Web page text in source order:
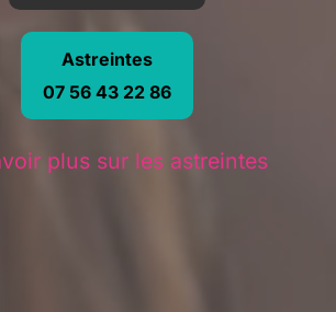
Astreintes
07 56 43 22 86
plus sur les astreintes